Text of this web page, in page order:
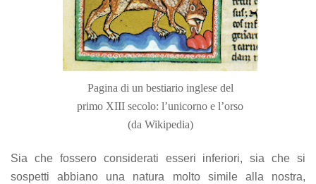
Pagina di un bestiario inglese del
primo XIII secolo: l’unicorno e l’orso
(da Wikipedia)
Sia che fossero considerati esseri inferiori, sia che si
sospetti abbiano una natura molto simile alla nostra,